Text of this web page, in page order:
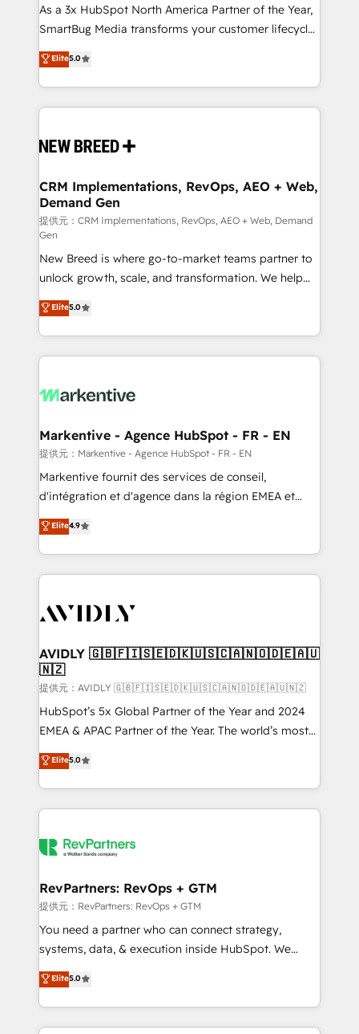
GTMの見える化・自動化まで。全Hub統合運用、デー
タ品質設計、グループ横断のCRM統合に対応します。
の一部をAIが自律実行する組織への移行を設計・実装。
Breeze・Claude等をHubSpotと連携させ、役割定義・
革を、構想から実装・定着までPMOとして主導。「設
の統合・浸透・変革管理を実行します。 ▸ CMS戦略設
計・構築：リード獲得・CVR・SEOを前提にした情報設
計・導線設計・テンプレート設計をContent Hubで一体
提供。 ▸ 既存CRM・MAからの移行支援：Salesforce・
Marketo・Pardot等からの移行、カスタム設計、履歴
データ移行と活用設計まで。 ▸ AEO対応：ChatGPT・
ンツとサイト構造を最適化。 🏆 なぜ100incを選ぶの
か？ ✓ HubSpot Eliteパートナー認定 ✓ HubSpotアワ
ード受賞・HUGリーダー ✓ ISO27001:2022 /
HubSpot大百科 出版 CRM・AI活用に関するご相談、現
せください。
As a 3x HubSpot North America Partner of the Year,
SmartBug Media transforms your customer lifecycle
into a revenue engine. Our unified ecosystem
includes specialized divisions Globalia (AI &
Software) and Point Success Media (Paid Media),
making this the official home for all three brands. 🔄
and system integrations powered by Globalia’s
trainers to drive platform adoption. 📈 Revenue
Generation - Full-funnel marketing and high-
performance advertising via Point Success Media. -
Expert deployment of Breeze AI and custom agents
to automate growth. 🏆 Elite Excellence - 8 platform
accreditations and deep HIPAA-compliance
expertise. - A team of 250+ experts dedicated to
your resilient growth.
Elite5.0
CRM Implementations, RevOps, AEO + Web,
Demand Gen
提供元：CRM Implementations, RevOps, AEO + Web, Demand
Gen
New Breed is where go-to-market teams partner to
unlock growth, scale, and transformation. We help
companies activate HubSpot’s AI-powered
customer platform and operationalize HubSpot’s
Loop Marketing framework through expert-led
services, smart agents, and purpose-built apps,
results, fast. ⚙️CRM & RevOps: Align all Hubs to your
🎯Demand Gen & ABM: Drive pipeline with inbound,
ABM, AEO, SEO, & paid media. 👩‍💻Web Design:
Build high-performing websites with UX, messaging,
& conversion strategy that drive results. 🤖AI
AI, & maximize AEO with tailored AI services. 🧩
Integrations: Extend HubSpot with custom
Elite5.0
Markentive - Agence HubSpot - FR - EN
提供元：Markentive - Agence HubSpot - FR - EN
Markentive fournit des services de conseil,
d'intégration et d'agence dans la région EMEA et
North America. Avec plus de 115 experts en
marketing automation, Growth, Revops, CRM et
webdesign. Markentive is both a consulting firm, a
digital agency and an integrator. With over 115
CRM and webdesign (We focus on EMEA - USA
Elite4.9
AVIDLY 🇬🇧🇫🇮🇸🇪🇩🇰🇺🇸🇨🇦🇳🇴🇩🇪🇦🇺
🇳🇿
提供元：AVIDLY 🇬🇧🇫🇮🇸🇪🇩🇰🇺🇸🇨🇦🇳🇴🇩🇪🇦🇺🇳🇿
HubSpot’s 5x Global Partner of the Year and 2024
EMEA & APAC Partner of the Year. The world’s most
experienced and fully accredited HubSpot Solutions
Partner. 🚀 With 2,750+ HubSpot projects delivered
and 370+ specialists across EMEA, APAC and NAM,
we de-risk complex CRM programmes and
multi-region migrations to AI-powered automation,
scale. 🏆 HubSpot’s CEO called us “the partner of the
future.” Others agree it is proof of trust built through
measurable impact.
Elite5.0
RevPartners: RevOps + GTM
提供元：RevPartners: RevOps + GTM
You need a partner who can connect strategy,
systems, data, & execution inside HubSpot. We
bridge the gap where most agencies fall short by
combining GTM strategy with technical execution to
solve the right problem with the right solution. As the
only firm in the world to hold Elite Partner
Elite5.0